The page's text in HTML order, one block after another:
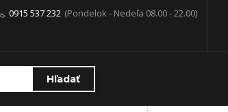
Hľadať
0915 537 232 (Pondelok - Nedeľa 08.00 - 22.00)